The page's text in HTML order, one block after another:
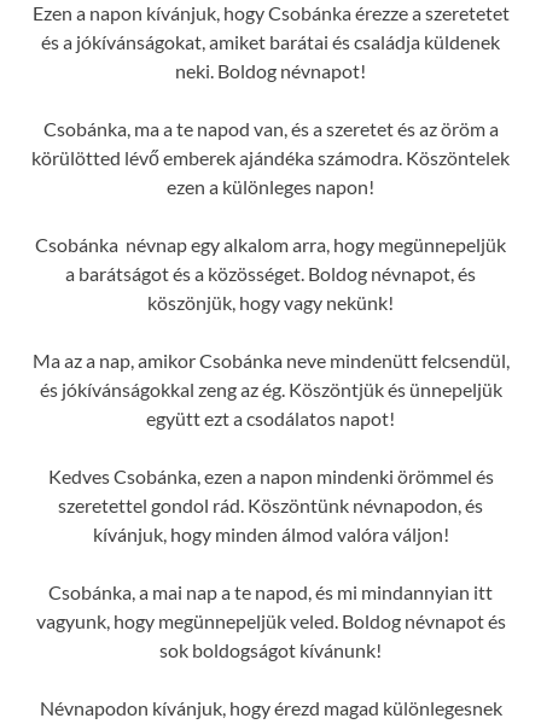
Ezen a napon kívánjuk, hogy Csobánka érezze a szeretetet
és a jókívánságokat, amiket barátai és családja küldenek
neki. Boldog névnapot!
Csobánka, ma a te napod van, és a szeretet és az öröm a
körülötted lévő emberek ajándéka számodra. Köszöntelek
ezen a különleges napon!
Csobánka névnap egy alkalom arra, hogy megünnepeljük
a barátságot és a közösséget. Boldog névnapot, és
köszönjük, hogy vagy nekünk!
Ma az a nap, amikor Csobánka neve mindenütt felcsendül,
és jókívánságokkal zeng az ég. Köszöntjük és ünnepeljük
együtt ezt a csodálatos napot!
Kedves Csobánka, ezen a napon mindenki örömmel és
szeretettel gondol rád. Köszöntünk névnapodon, és
kívánjuk, hogy minden álmod valóra váljon!
Csobánka, a mai nap a te napod, és mi mindannyian itt
vagyunk, hogy megünnepeljük veled. Boldog névnapot és
sok boldogságot kívánunk!
Névnapodon kívánjuk, hogy érezd magad különlegesnek